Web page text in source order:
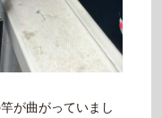
が曲がっていまし